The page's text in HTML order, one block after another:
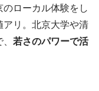
ローカル体験をし
リ。北京大学や清
、若さのパワーで活